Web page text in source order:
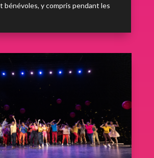
bénévoles, y compris pendant les